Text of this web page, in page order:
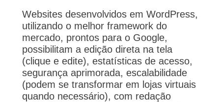
Websites desenvolvidos em WordPress,
utilizando o melhor framework do
mercado, prontos para o Google,
possibilitam a edição direta na tela
(clique e edite), estatísticas de acesso,
segurança aprimorada, escalabilidade
(podem se transformar em lojas virtuais
quando necessário), com redação